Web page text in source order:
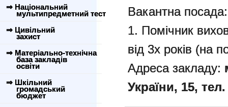
⇒ Національний
мультипредметний тест
⇒ Цивільний
захист
⇒ Матеріально-технічна
база закладів
освіти
⇒ Шкільний
громадський
бюджет
Вакантна посада:
1. Помічник
від 3х років (на
Адреса закладу:
України, 15,